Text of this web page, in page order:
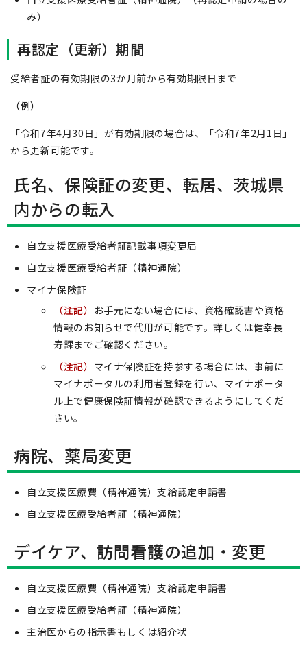
み）
再認定（更新）期間
受給者証の有効期限の3か月前から有効期限日まで
（例）
「令和7年4月30日」が有効期限の場合は、「令和7年2月1日」
から更新可能です。
氏名、保険証の変更、転居、茨城県
内からの転入
自立支援医療受給者証記載事項変更届
自立支援医療受給者証（精神通院）
マイナ保険証
（注記） お手元にない場合には、資格確認書や資格
情報のお知らせで代用が可能です。詳しくは健幸長
寿課までご確認ください。
（注記） マイナ保険証を持参する場合には、事前に
マイナポータルの利用者登録を行い、マイナポータ
ル上で健康保険証情報が確認できるようにしてくだ
さい。
病院、薬局変更
自立支援医療費（精神通院）支給認定申請書
自立支援医療受給者証（精神通院）
デイケア、訪問看護の追加・変更
自立支援医療費（精神通院）支給認定申請書
自立支援医療受給者証（精神通院）
主治医からの指示書もしくは紹介状